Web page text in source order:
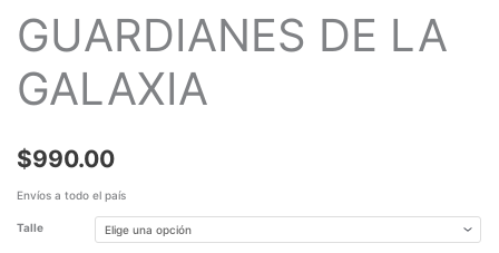
GUARDIANES DE LA
GALAXIA
$990.00
Envíos a todo el país
Talle